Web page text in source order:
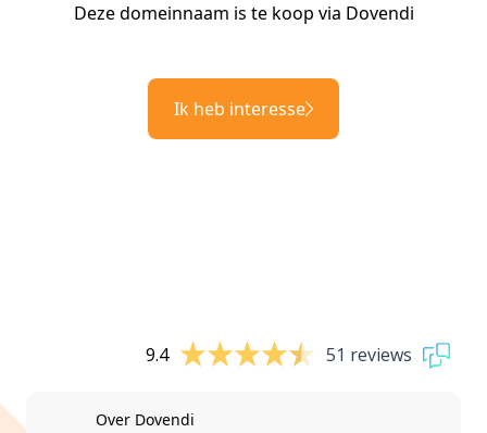
Deze domeinnaam is te koop via Dovendi
Ik heb interesse
9.4 51 reviews
Over Dovendi